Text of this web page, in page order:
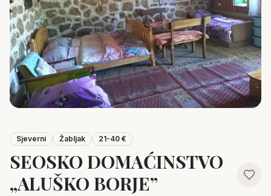
Sjeverni Žabljak 21-40 €
SEOSKO DOMAĆINSTVO
„ALUŠKO BORJE”